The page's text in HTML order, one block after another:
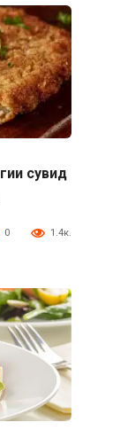
сувид
0 1.4к.